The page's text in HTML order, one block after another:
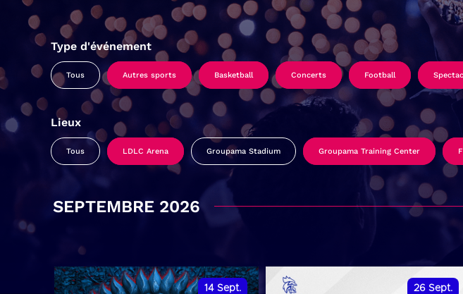
Type d'événement
Tous Autres sports Basketball Concerts Football
Lieux
Tous LDLC Arena Groupama Stadium Groupama Training Center
SEPTEMBRE 2026
14 Sept. 26 Sept.